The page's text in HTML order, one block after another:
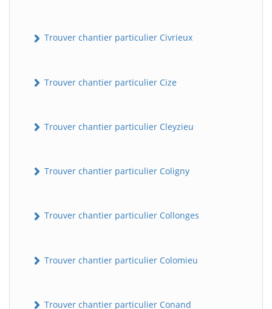
Trouver chantier particulier Civrieux
Trouver chantier particulier Cize
Trouver chantier particulier Cleyzieu
Trouver chantier particulier Coligny
Trouver chantier particulier Collonges
Trouver chantier particulier Colomieu
Trouver chantier particulier Conand
BatiWebPro